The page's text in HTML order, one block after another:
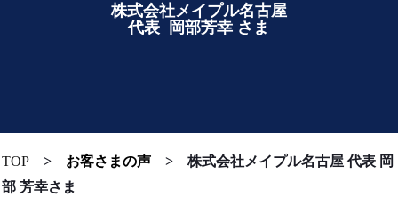
株式会社メイプル名古屋
代表 岡部芳幸 さま
TOP > お客さまの声 > 株式会社メイプル名古屋 代表 岡
部 芳幸さま